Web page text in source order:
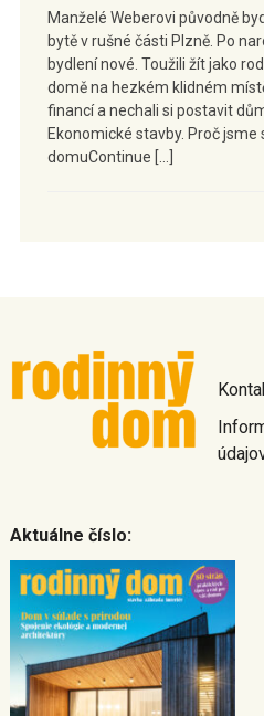
Manželé Weberovi původně
bytě v rušné části Plzně. Po
bydlení nové. Toužili žít jako
domě na hezkém klidném
financí a nechali si postavit
Ekonomické stavby. Proč jsme
domuContinue […]
Aktuálne číslo: